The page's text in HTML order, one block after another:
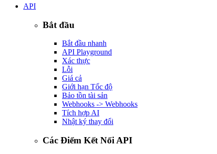
API
Bắt đầu
Bắt đầu nhanh
API Playground
Xác thực
Lỗi
Giá cả
Giới hạn Tốc độ
Bảo tồn tài sản
Webhooks -> Webhooks
Tích hợp AI
Nhật ký thay đổi
Các Điểm Kết Nối API